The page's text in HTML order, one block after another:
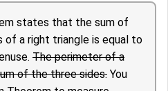
states that the sum of
of a right triangle is equal to
The perimeter of a
of the three sides. You